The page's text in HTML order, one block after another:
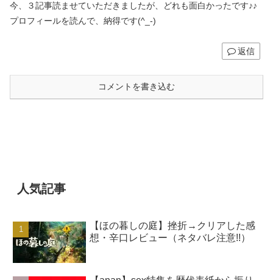
今、３記事読ませていただきましたが、どれも面白かったです♪♪
プロフィールを読んで、納得です(^_-)
返信
コメントを書き込む
人気記事
【ほの暮しの庭】挫折→クリアした感
想・辛口レビュー（ネタバレ注意!!）